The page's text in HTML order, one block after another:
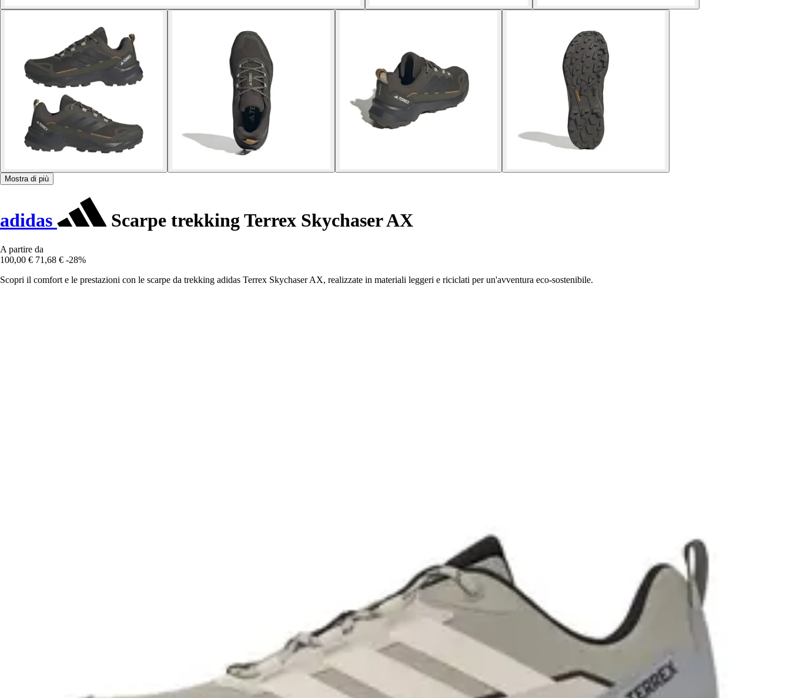
Mostra di più
adidas Scarpe trekking Terrex Skychaser AX
A partire da
100,00 € 71,68 € -28%
Scopri il comfort e le prestazioni con le scarpe da trekking adidas Terrex Skychaser AX, realizzate in materiali leggeri e riciclati per un'avventura eco-sostenibile.